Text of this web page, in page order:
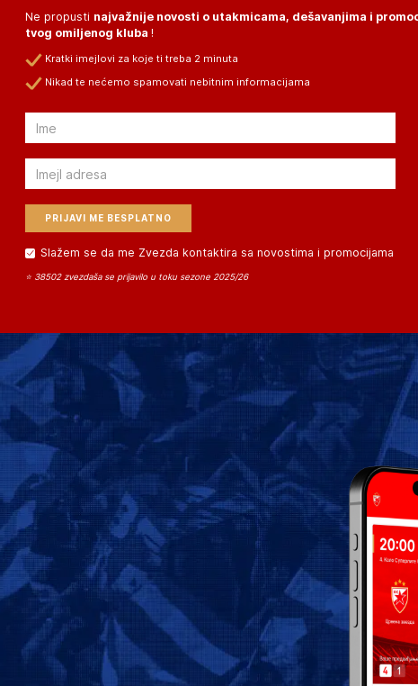
Ne propusti najvažnije novosti o utakmicama, dešavanjima i
tvog omiljenog kluba !
Kratki imejlovi za koje ti treba 2 minuta
Nikad te nećemo spamovati nebitnim informacijama
Email
Email
Slažem se da me Zvezda kontaktira sa novostima i promocijama
⭐ 38502 zvezdaša se prijavilo u toku sezone 2025/26